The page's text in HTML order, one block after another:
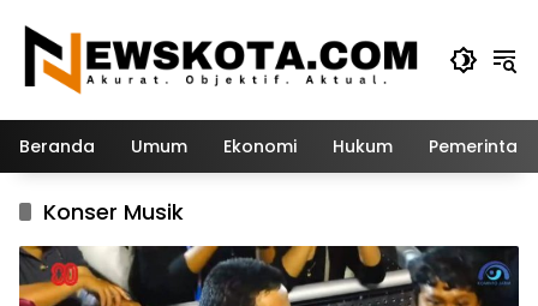
konten
Beranda Umum Ekonomi Hukum
Konser Musik